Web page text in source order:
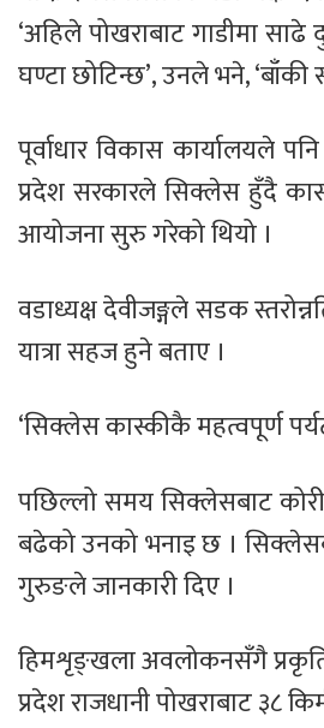
‘अहिले पोखराबाट गाडीमा
घण्टा छोटिन्छ’, उनले भने,
पूर्वाधार विकास कार्यालयले
प्रदेश सरकारले सिक्लेस हुँदै
आयोजना सुरु गरेको थियो ।
वडाध्यक्ष देवीजङ्गले सडक
यात्रा सहज हुने बताए ।
‘सिक्लेस कास्कीकै महत्वपूर्ण
पछिल्लो समय सिक्लेसबाट
बढेको उनको भनाइ छ ।
गुरुङले जानकारी दिए ।
हिमशृङ्खला अवलोकनसँगै
प्रदेश राजधानी पोखराबाट ३८